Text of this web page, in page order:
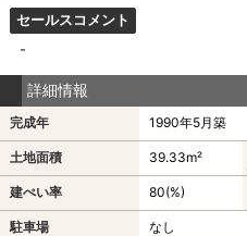
セールスコメント
-
詳細情報
完成年 1990年5月築
土地面積 39.33m²
建ぺい率 80(%)
駐車場 なし